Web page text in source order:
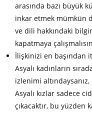
arasında bazı büyük
inkar etmek mümkün
ve dili hakkındaki
kapatmaya
İlişkinizi en başından
Asyalı kadınların
izlenimi
Asyalı kızlar sadece
çıkacaktır, bu yüzden